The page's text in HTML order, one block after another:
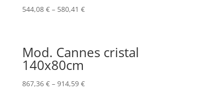
544,08 €– 580,41 €
Mod. Cannes cristal
140x80cm
867,36 €– 914,59 €